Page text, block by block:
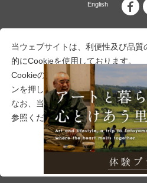
当ウェブサイトは、利便性及び品質
的にCookieを使用しております。
Cookieの使用に同意頂ける場合は、
ンを押して下さい。
なお、当社のCookie使用について詳
参照ください。
拒否する 同意
English
一般社団法人 十日町市観光
〒948-0079 新潟県十日町市
十日町市総合観光案内所内
025-757-3345 FAX：